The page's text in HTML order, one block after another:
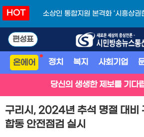
HOT
소상인 통합지원 본격화 ‘시흥상권
편성표
온에어 정치 복지 사회기업
당신의 생생한 제보를 기다
구리시, 2024년 추석 명절 대비
합동 안전점검 실시